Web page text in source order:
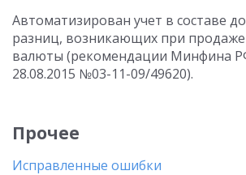
Автоматизирован учет в составе
разниц, возникающих при
валюты (рекомендации Минфина
28.08.2015 №03-11-09/49620).
Прочее
Исправленные ошибки